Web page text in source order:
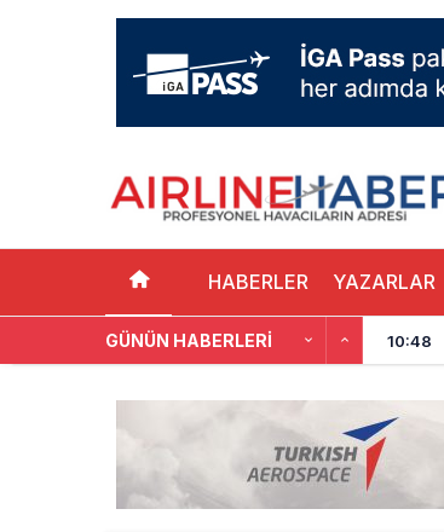
HABERLER YAZARLAR
GÜNÜN HABERLERI 10:48